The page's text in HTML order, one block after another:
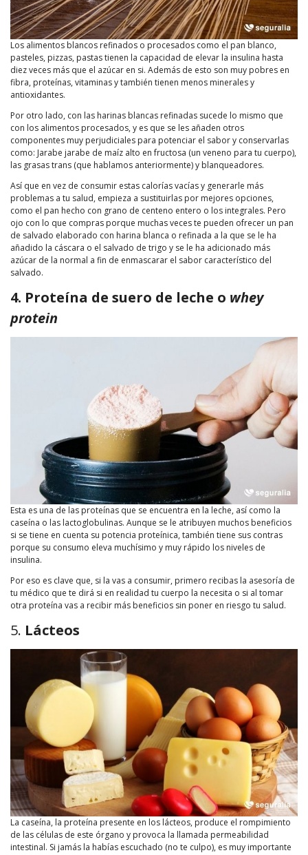
Los alimentos blancos refinados o procesados como el pan blanco,
pasteles, pizzas, pastas tienen la capacidad de elevar la insulina hasta
diez veces más que el azúcar en si. Además de esto son muy pobres en
fibra, proteínas, vitaminas y también tienen menos minerales y
antioxidantes.
Por otro lado, con las harinas blancas refinadas sucede lo mismo que
con los alimentos procesados, y es que se les añaden otros
componentes muy perjudiciales para potenciar el sabor y conservarlas
como: Jarabe jarabe de maíz alto en fructosa (un veneno para tu cuerpo),
las grasas trans (que hablamos anteriormente) y blanqueadores.
Así que en vez de consumir estas calorías vacías y generarle más
problemas a tu salud, empieza a sustituirlas por mejores opciones,
como el pan hecho con grano de centeno entero o los integrales. Pero
ojo con lo que compras porque muchas veces te pueden ofrecer un pan
de salvado elaborado con harina blanca o refinada a la que se le ha
añadido la cáscara o el salvado de trigo y se le ha adicionado más
azúcar de la normal a fin de enmascarar el sabor característico del
salvado.
4. Proteína de suero de leche o whey
protein
Esta es una de las proteínas que se encuentra en la leche, así como la
caseína o las lactoglobulinas. Aunque se le atribuyen muchos beneficios
si se tiene en cuenta su potencia proteínica, también tiene sus contras
porque su consumo eleva muchísimo y muy rápido los niveles de
insulina.
Por eso es clave que, si la vas a consumir, primero recibas la asesoría de
tu médico que te dirá si en realidad tu cuerpo la necesita o si al tomar
otra proteína vas a recibir más beneficios sin poner en riesgo tu salud.
5. Lácteos
La caseína, la proteína presente en los lácteos, produce el rompimiento
de las células de este órgano y provoca la llamada permeabilidad
intestinal. Si jamás la habías escuchado (no te culpo), es muy importante